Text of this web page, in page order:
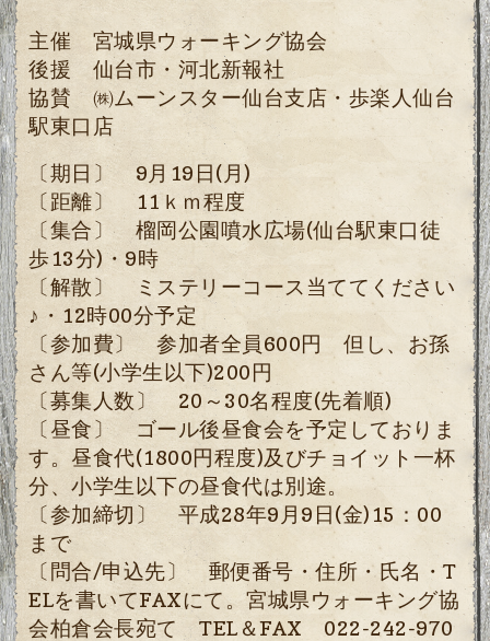
主催 宮城県ウォーキング協会
後援 仙台市・河北新報社
協賛 ㈱ムーンスター仙台支店・歩楽人仙台
駅東口店
〔期日〕 9月19日(月)
〔距離〕 11ｋｍ程度
〔集合〕 榴岡公園噴水広場(仙台駅東口徒
歩13分)・9時
〔解散〕 ミステリーコース当ててください
♪・12時00分予定
〔参加費〕 参加者全員600円 但し、お孫
さん等(小学生以下)200円
〔募集人数〕 20～30名程度(先着順)
〔昼食〕 ゴール後昼食会を予定しておりま
す。昼食代(1800円程度)及びチョイット一杯
分、小学生以下の昼食代は別途。
〔参加締切〕 平成28年9月9日(金)15：00
まで
〔問合/申込先〕 郵便番号・住所・氏名・T
ELを書いてFAXにて。宮城県ウォーキング協
会柏倉会長宛て TEL＆FAX 022-242-970